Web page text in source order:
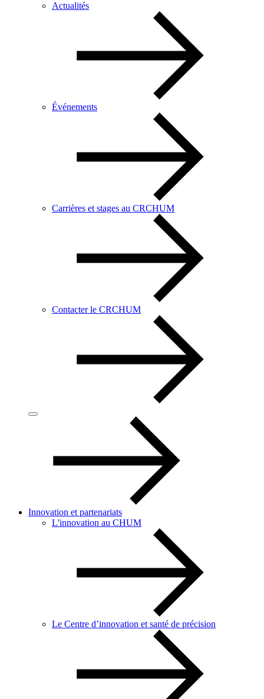
Actualités
Événements
Carrières et stages au CRCHUM
Contacter le CRCHUM
Innovation et partenariats
L'innovation au CHUM
Le Centre d’innovation et santé de précision